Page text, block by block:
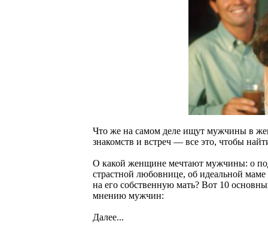
Что же на самом деле ищут мужчины в
знакомств и встреч — все это, чтобы
О какой женщине мечтают мужчины: о
страстной любовнице, об идеальной
на его собственную мать? Вот 10
мнению мужчин:
Далее...